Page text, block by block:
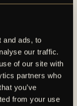
and ads, to
our traffic.
of our site with
partners who
you’ve
from your use
sparar dina
ansökan så
emot. Om
dig så